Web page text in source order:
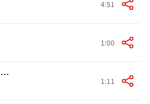
4:51
1:00
和気藹々 ~ BK 100周年のテーマ~ 1:11